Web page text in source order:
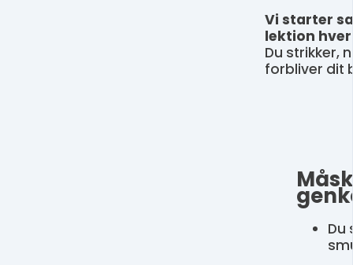
Vi starter
lektion
Du strikker,
forbliver dit
Du